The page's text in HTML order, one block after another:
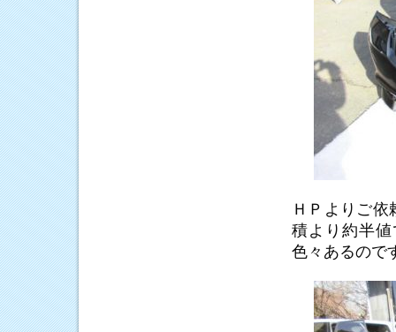
ＨＰよりご
積より約半
色々あるので